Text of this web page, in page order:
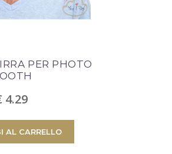
PER PHOTO
4.29
AL CARRELLO